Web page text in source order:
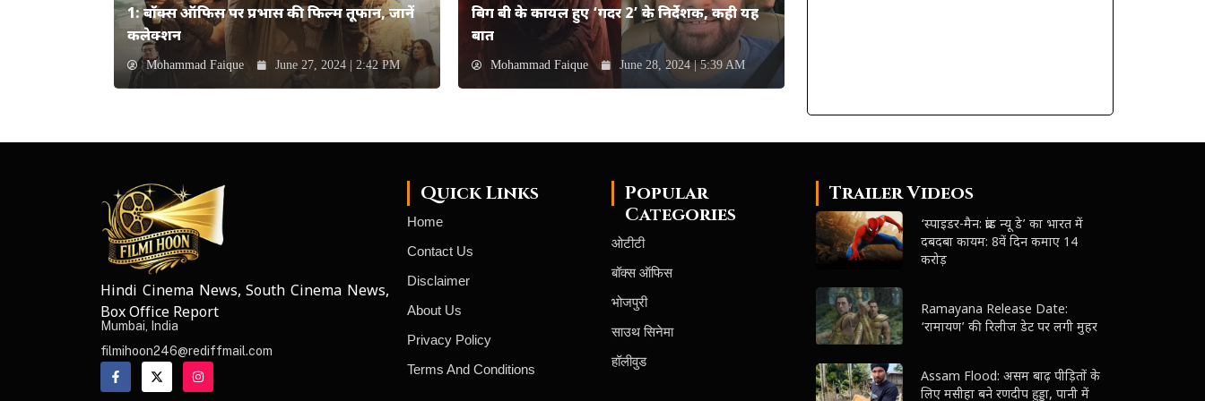
1: बॉक्स ऑफिस पर प्रभास की फिल्म तूफान, जानें
कलेक्शन
Mohammad Faique June 27, 2024 | 2:42 PM
बिग बी के कायल हुए ‘गदर 2’ के निर्देशक, कही यह
बात
Mohammad Faique June 28, 2024 | 5:39 AM
NEWS ELEMENTOR
Hindi Cinema News, South Cinema News,
Box Office Report
Mumbai, India
filmihoon246@rediffmail.com
Quick Links
Home
Contact Us
Disclaimer
About Us
Privacy Policy
Terms And Conditions
Popular
Categories
ओटीटी
बॉक्स ऑफिस
भोजपुरी
साउथ सिनेमा
हॉलीवुड
Trailer Videos
‘स्पाइडर-मैन: ब्रांड न्यू डे’ का भारत में
दबदबा कायम: 8वें दिन कमाए 14
करोड़
Ramayana Release Date:
‘रामायण’ की रिलीज डेट पर लगी मुहर
Assam Flood: असम बाढ़ पीड़ितों के
लिए मसीहा बने रणदीप हुड्डा, पानी में